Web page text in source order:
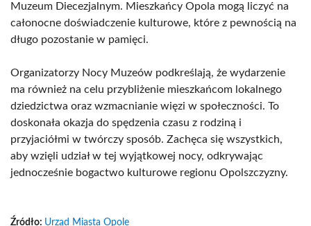
Muzeum Diecezjalnym. Mieszkańcy Opola mogą liczyć na
całonocne doświadczenie kulturowe, które z pewnością na
długo pozostanie w pamięci.
Organizatorzy Nocy Muzeów podkreślają, że wydarzenie
ma również na celu przybliżenie mieszkańcom lokalnego
dziedzictwa oraz wzmacnianie więzi w społeczności. To
doskonała okazja do spędzenia czasu z rodziną i
przyjaciółmi w twórczy sposób. Zachęca się wszystkich,
aby wzięli udział w tej wyjątkowej nocy, odkrywając
jednocześnie bogactwo kulturowe regionu Opolszczyzny.
Źródło: Urząd Miasta Opole